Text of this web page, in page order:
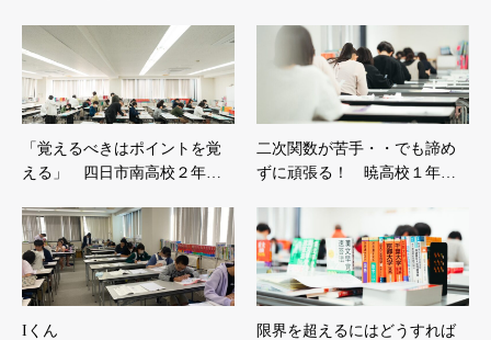
「覚えるべきはポイントを覚
える」 四日市南高校２年…
二次関数が苦手・・でも諦め
ずに頑張る！ 暁高校１年…
Iくん
限界を超えるにはどうすれば